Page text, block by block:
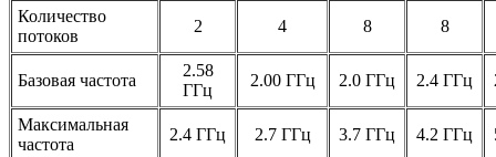
Количество
потоков
2 4 8 8
Базовая частота
2.58
ГГц
2.00 ГГц 2.0 ГГц 2.4 ГГц
Максимальная
частота
2.4 ГГц 2.7 ГГц 3.7 ГГц 4.2 ГГц